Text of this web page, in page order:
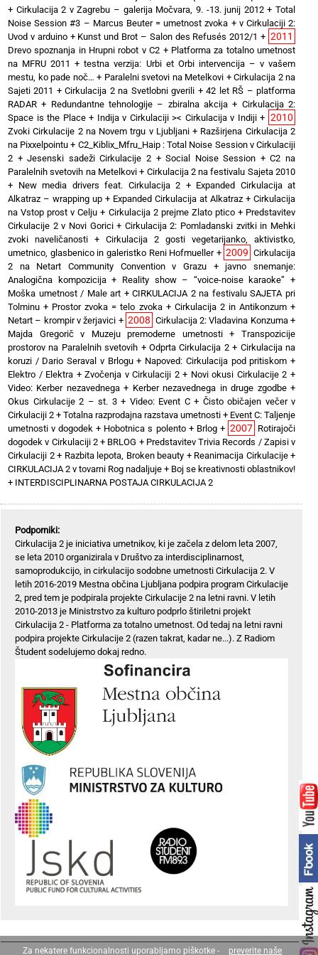
Za nekatere funkcionalnosti uporabljamo piškotke - preverite naše
+ Cirkulacija 2 v Zagrebu – galerija Močvara, 9. -13. junij 2012+Total
Noise Session #3 – Marcus Beuter = umetnost zvoka + v Cirkulaciji 2:
Uvod v arduino+ Kunst und Brot – Salon des Refusés 2012/1 + 2011
Drevo spoznanja in Hrupni robot v C2 + Platforma za totalno umetnost
na MFRU 2011 +testna verzija: Urbi et Orbi intervencija – v vašem
mestu, ko pade noč… + Paralelni svetovi na Metelkovi + Cirkulacija 2 na
Sajeti 2011 +Cirkulacija 2 na Svetlobni gverili +42 let RŠ – platforma
RADAR + Redundantne tehnologije – zbiralna akcija + Cirkulacija 2:
Space is the Place+ Indija v Cirkulaciji >< Cirkulacija v Indiji+ 2010
Zvoki Cirkulacije 2 na Novem trgu v Ljubljani+ Razširjena Cirkulacija 2
na Pixxelpointu + C2_Kiblix_Mfru_Haip : Total Noise Session v Cirkulaciji
2 +Jesenski sadeži Cirkulacije 2+Social Noise Session +C2 na
Paralelnih svetovih na Metelkovi+ Cirkulacija 2 na festivalu Sajeta 2010
+ New media drivers feat. Cirkulacija 2 + Expanded Cirkulacija at
Alkatraz – wrapping up + Expanded Cirkulacija at Alkatraz + Cirkulacija
na Vstop prost v Celju + Cirkulacija 2 prejme Zlato ptico+ Predstavitev
Cirkulacije 2 v Novi Gorici+ Cirkulacija 2: Pomladanski zvitki in Mehki
zvoki naveličanosti + Cirkulacija 2 gosti vegetarijanko, aktivistko,
umetnico, glasbenico in galeristko Reni Hofmueller+ 2009 Cirkulacija
2 na Netart Community Convention v Grazu + javno snemanje:
Analogična kompozicija+ Reality show – “voice-noise karaoke” +
Moška umetnost / Male art +CIRKULACIJA 2 na festivalu SAJETA pri
Tolminu + Prostor zvoka = telo zvoka+ Cirkulacija 2 in Antikonzum+
Netart – krompir v žerjavici + 2008 Cirkulacija 2: Vladavina Konzuma+
Majda Gregorič v Muzeju premoderne umetnosti+Transpozicije
prostorov na Paralelnih svetovih +Odprta Cirkulacija 2+ Cirkulacija na
koruzi / Dario Seraval v Brlogu+ Napoved: Cirkulacija pod pritiskom +
Elektro / Elektra +Zvočenja v Cirkulaciji 2+ Novi okusi Cirkulacije 2 +
Video: Kerber nezavednega+ Kerber nezavednega in druge zgodbe+
Okus Cirkulacije 2 – st. 3+ Video: Event C+ Čisto običajen večer v
Cirkulaciji 2 + Totalna razprodajna razstava umetnosti + Event C: Taljenje
umetnosti v dogodek + Hobotnica s polento+ Brlog+ 2007 Rotirajoči
dogodek v Cirkulaciji 2+ BRLOG + Predstavitev Trivia Records / Zapisi v
Cirkulaciji 2+ Razbita lepota, Broken beauty + Reanimacija Cirkulacije+
CIRKULACIJA 2 v tovarni Rog nadaljuje + Boj se kreativnosti oblastnikov!
+ INTERDISCIPLINARNA POSTAJA CIRKULACIJA 2
Podporniki:
Cirkulacija 2 je iniciativa umetnikov, ki je začela z delom leta 2007,
se leta 2010 organizirala v Društvo za interdisciplinarnost,
samoprodukcijo, in cirkulacijo sodobne umetnosti Cirkulacija 2. V
letih 2016-2019 Mestna občina Ljubljana podpira program Cirkulacije
2, pred tem je podpirala projekte Cirkulacije 2 na letni ravni. V letih
2010-2013 je Ministrstvo za kulturo podprlo štiriletni projekt
Cirkulacija 2 - Platforma za totalno umetnost. Od tedaj na letni ravni
podpira projekte Cirkulacije 2 (razen takrat, kadar ne...). Z Radiom
Študent sodelujemo dokaj redno.